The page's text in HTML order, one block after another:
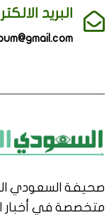
البريد
صحيفة السعودي
متخصصة في أخبار